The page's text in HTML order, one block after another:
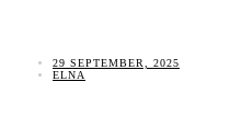
29 SEPTEMBER, 2025
ELNA